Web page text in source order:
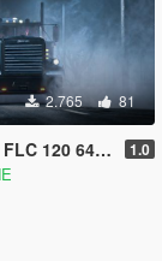
2.765 81
64 1977 T-2.0 1.0